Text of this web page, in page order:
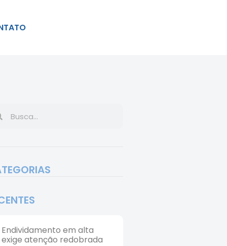
Endividamento em alta
exige atenção redobrada